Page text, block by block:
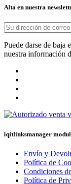
Alta en nuestra
Puede darse de baja
nuestra información
iqitlinksmanager
Envío y
Política de
Condiciones
Política de